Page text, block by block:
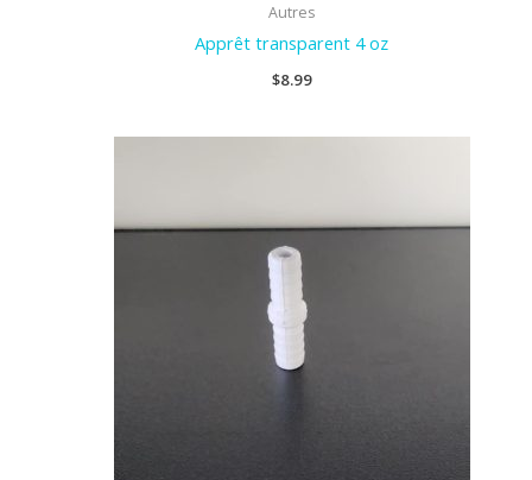
Autres
Apprêt transparent 4 oz
$8.99